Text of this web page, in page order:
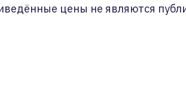
цены не являются